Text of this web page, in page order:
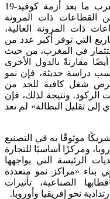
ومع ذلك، فإنه يجب على اقتصاد المغرب ما بعد أزمة كوفيد-19
القطاعات ذات المرونة
ذات المرونة العالية،
التي توفر أكبر عدد من
في المغرب، من حيث
مقارنةً بالدول الأخرى
دراسة حديثة، فإن نمو
فرص شغل كافية للحد من
ونتيجة لذلك، فإن
إلى تقليل البطالة» لم تعد
موثوقًا به في التصنيع
ومركزًا أساسيًا للتجارة
الرئيسة التي يواجهها
«مراكز نمو متعددة
الصناعية، تأثيرات
نحو إفريقيا وأوروبا.